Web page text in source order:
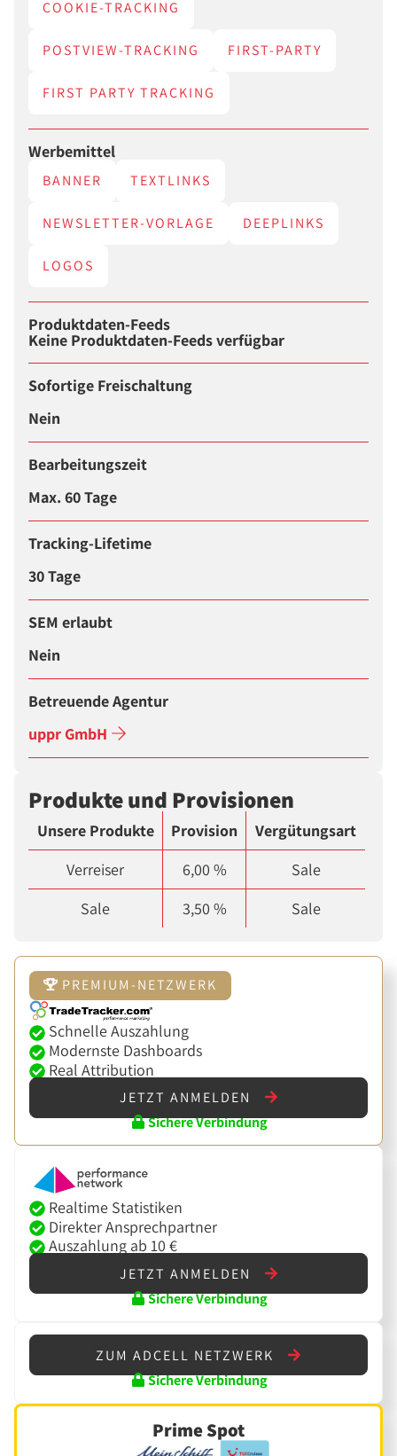
COOKIE-TRACKING
POSTVIEW-TRACKING FIRST-PARTY
FIRST PARTY TRACKING
Werbemittel
BANNER TEXTLINKS
NEWSLETTER-VORLAGE DEEPLINKS
LOGOS
Produktdaten-Feeds
Keine Produktdaten-Feeds verfügbar
Sofortige Freischaltung
Nein
Bearbeitungszeit
Max. 60 Tage
Tracking-Lifetime
30 Tage
SEM erlaubt
Nein
Betreuende Agentur
uppr GmbH
Produkte und Provisionen
Unsere Produkte Provision
Vergütungsart
Verreiser
6,00 %
Sale
Sale
3,50 % Sale
PREMIUM-NETZWERK
Schnelle Auszahlung
Modernste Dashboards
Real Attribution
JETZT ANMELDEN
Sichere Verbindung
Realtime Statistiken
Direkter Ansprechpartner
Auszahlung ab 10 €
JETZT ANMELDEN
Sichere Verbindung
ZUM ADCELL NETZWERK
Sichere Verbindung
Prime Spot